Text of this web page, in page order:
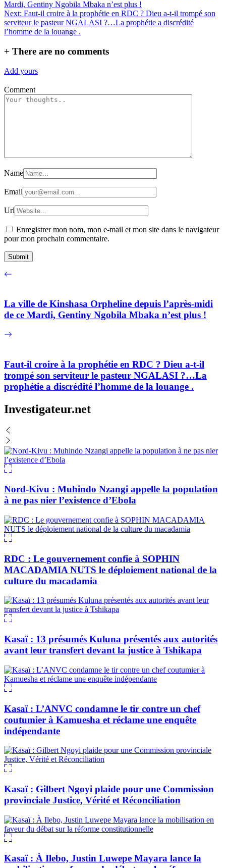
Mardi, Gentiny Ngobila Mbaka n’est plus !
Next: Faut-il croire à la prophétie en RDC ? Dieu a-t-il trompé son
serviteur le pasteur NGALASI ?…La prophétie a discrédité
l’homme de la louange .
+ There are no comments
Add yours
Comment
Name
Email
Url
Enregistrer mon nom, mon e-mail et mon site dans le navigateur
pour mon prochain commentaire.
La ville de Kinshasa Orpheline depuis l’après-midi
de ce Mardi, Gentiny Ngobila Mbaka n’est plus !
Faut-il croire à la prophétie en RDC ? Dieu a-t-il
trompé son serviteur le pasteur NGALASI ?…La
prophétie a discrédité l’homme de la louange .
Investigateur.net
Nord-Kivu : Muhindo Nzangi appelle la population
à ne pas nier l’existence d’Ebola
RDC : Le gouvernement confie à SOPHIN
MACADAMIA NUTS le déploiement national de la
culture du macadamia
Kasaï : 13 présumés Kuluna présentés aux autorités
avant leur transfert devant la justice à Tshikapa
Kasaï : L’ANVC condamne le tir contre un chef
coutumier à Kamuesha et réclame une enquête
indépendante
Kasaï : Gilbert Ngoyi plaide pour une Commission
provinciale Justice, Vérité et Réconciliation
Kasaï : À Ilebo, Justin Luwepe Mayara lance la